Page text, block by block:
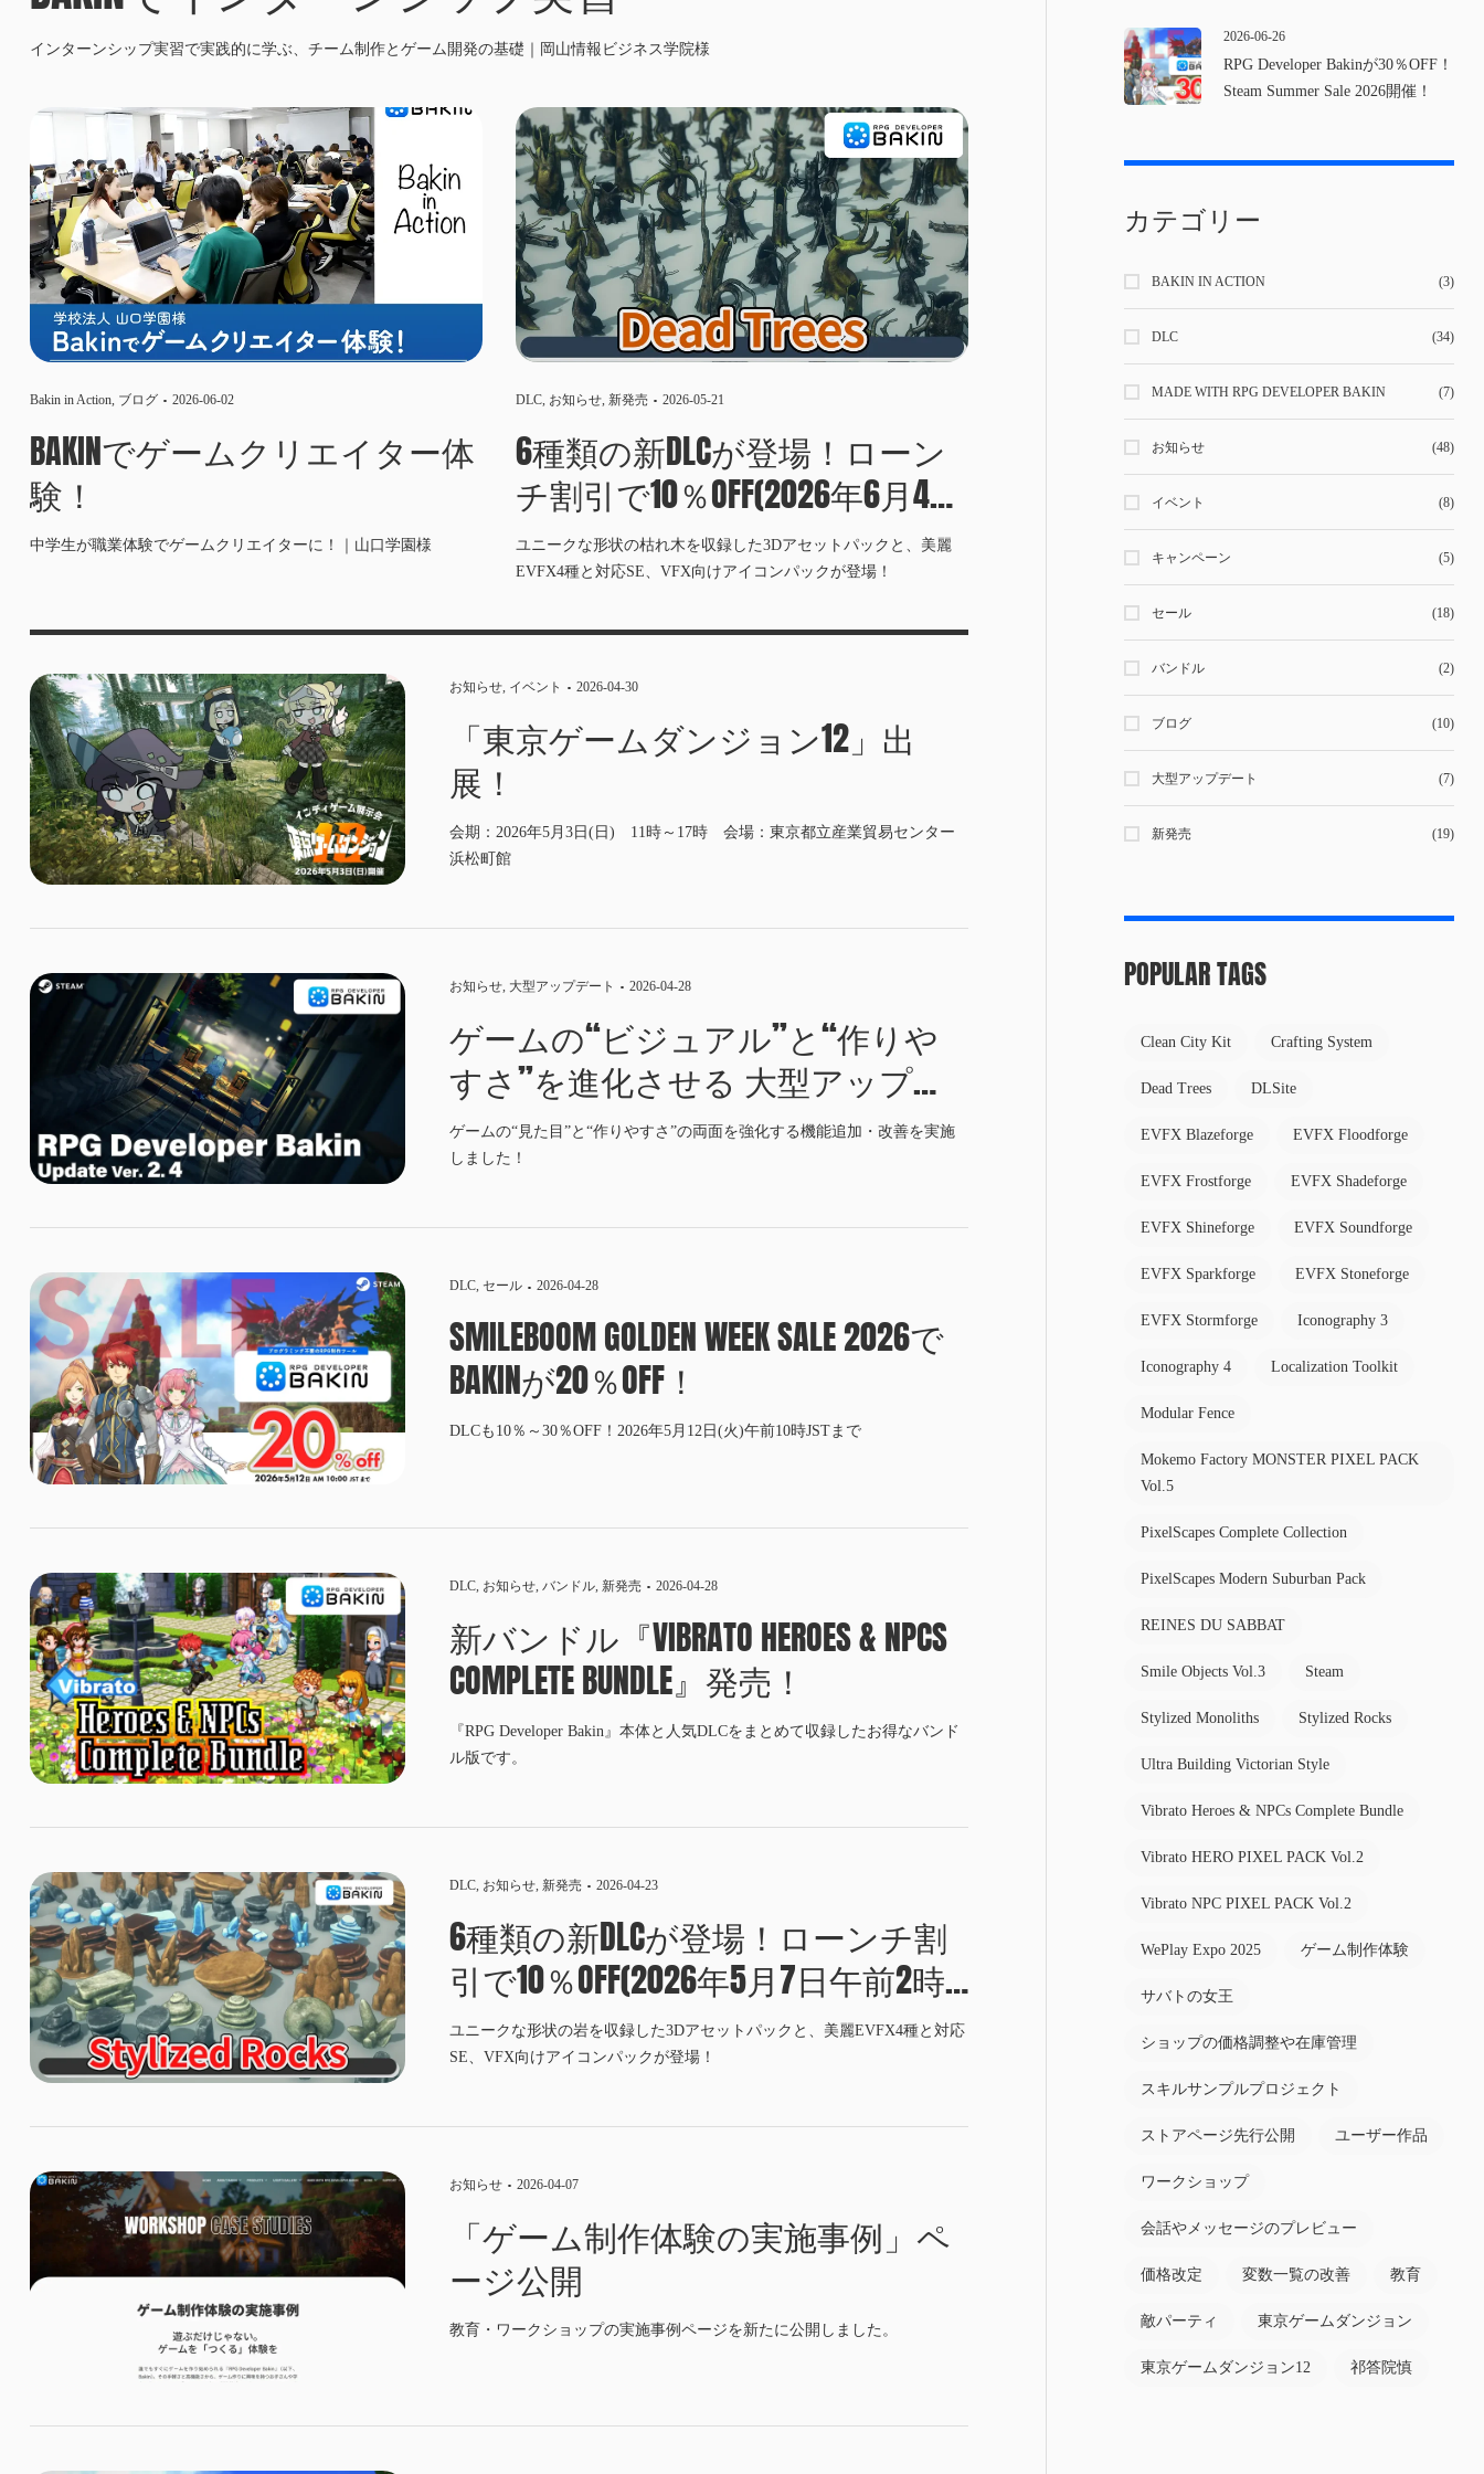
インターンシップ実習で実践的に学ぶ、チーム制作とゲーム開発の基礎｜岡山情報ビジネス学院様
Bakin in Action ブログ 2026-06-02
BAKINでゲームクリエイター体
験！
中学生が職業体験でゲームクリエイターに！｜山口学園様
DLC お知らせ 新発売 2026-05-21
6種類の新DLCが登場！ローン
チ割引で10％OFF(2026年6月4日
午前2時JSTまで)
ユニークな形状の枯れ木を収録した3Dアセットパックと、美麗
EVFX4種と対応SE、VFX向けアイコンパックが登場！
お知らせ イベント 2026-04-30
「東京ゲームダンジョン12」出
展！
会期：2026年5月3日(日) 11時～17時 会場：東京都立産業貿易センター
浜松町館
お知らせ, 大型アップデート 2026-04-28
ゲームの“ビジュアル”と“作りや
すさ”を進化させる 大型アップデ
ートVER.2.4実装
ゲームの“見た目”と“作りやすさ”の両面を強化する機能追加・改善を実施
しました！
DLC, セール 2026-04-28
SMILEBOOM GOLDEN WEEK SALE 2026で
BAKINが20％OFF！
DLCも10％～30％OFF！2026年5月12日(火)午前10時JSTまで
DLC お知らせ バンドル 新発売 2026-04-28
新バンドル『VIBRATO HEROES & NPCS
COMPLETE BUNDLE』発売！
『RPG Developer Bakin』本体と人気DLCをまとめて収録したお得なバンド
ル版です。
DLC お知らせ 新発売 2026-04-23
6種類の新DLCが登場！ローンチ割
引で10％OFF(2026年5月7日午前2時
JSTまで)
ユニークな形状の岩を収録した3Dアセットパックと、美麗EVFX4種と対応
SE、VFX向けアイコンパックが登場！
お知らせ 2026-04-07
「ゲーム制作体験の実施事例」ペ
ージ公開
教育・ワークショップの実施事例ページを新たに公開しました。
2026-06-26
RPG Developer Bakinが30％OFF！
Steam Summer Sale 2026開催！
カテゴリー
BAKIN IN ACTION (3)
DLC (34)
MADE WITH RPG DEVELOPER BAKIN (7)
お知らせ (48)
イベント (8)
キャンペーン (5)
セール (18)
バンドル (2)
ブログ (10)
大型アップデート (7)
新発売 (19)
POPULAR TAGS
Clean City Kit Crafting System
Dead Trees DLSite
EVFX Blazeforge EVFX Floodforge
EVFX Frostforge EVFX Shadeforge
EVFX Shineforge EVFX Soundforge
EVFX Sparkforge EVFX Stoneforge
EVFX Stormforge Iconography 3
Iconography 4 Localization Toolkit
Modular Fence
Mokemo Factory MONSTER PIXEL PACK
Vol.5
PixelScapes Complete Collection
PixelScapes Modern Suburban Pack
REINES DU SABBAT
Smile Objects Vol.3 Steam
Stylized Monoliths Stylized Rocks
Ultra Building Victorian Style
Vibrato Heroes & NPCs Complete Bundle
Vibrato HERO PIXEL PACK Vol.2
Vibrato NPC PIXEL PACK Vol.2
WePlay Expo 2025 ゲーム制作体験
サバトの女王
ショップの価格調整や在庫管理
スキルサンプルプロジェクト
ストアページ先行公開 ユーザー作品
ワークショップ
会話やメッセージのプレビュー
価格改定 変数一覧の改善 教育
敵パーティ 東京ゲームダンジョン
東京ゲームダンジョン12 祁答院慎